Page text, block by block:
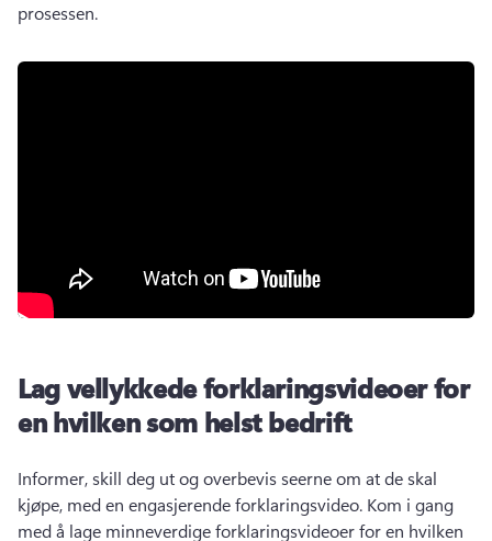
prosessen.
Lag vellykkede forklaringsvideoer for
en hvilken som helst bedrift
Informer, skill deg ut og overbevis seerne om at de skal
kjøpe, med en engasjerende forklaringsvideo. Kom i gang
med å lage minneverdige forklaringsvideoer for en hvilken